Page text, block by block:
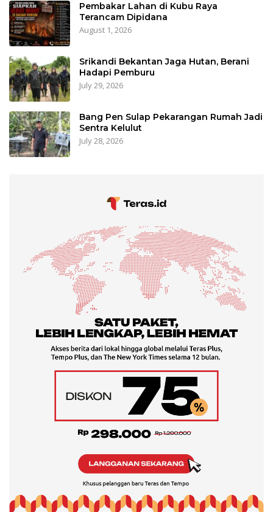
Pembakar Lahan di Kubu Raya
Terancam Dipidana
August 1, 2026
Srikandi Bekantan Jaga Hutan, Berani
Hadapi Pemburu
July 29, 2026
Bang Pen Sulap Pekarangan Rumah Jadi
Sentra Kelulut
July 28, 2026